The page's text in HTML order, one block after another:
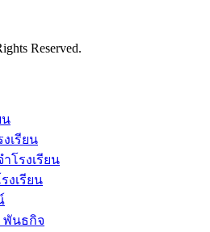
Reserved.
น
เรียน
โรงเรียน
งเรียน
พันธกิจ